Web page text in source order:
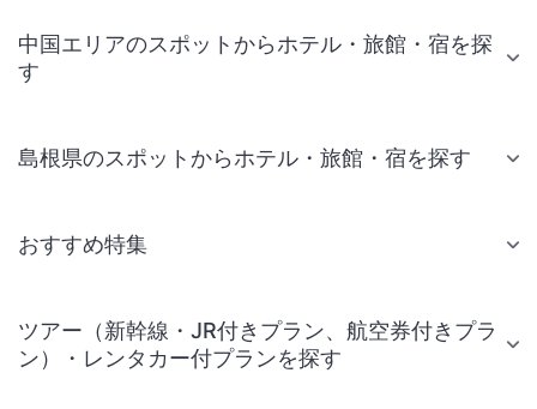
中国エリアのスポットからホテル・旅館・宿を探
す
島根県のスポットからホテル・旅館・宿を探す
おすすめ特集
ツアー（新幹線・JR付きプラン、航空券付きプラ
ン）・レンタカー付プランを探す